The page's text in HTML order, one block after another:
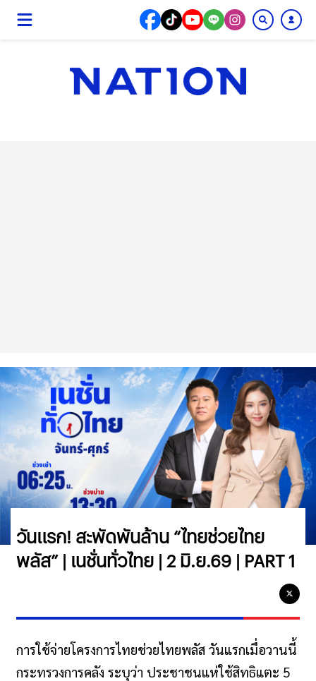
วันแรก! สะพัดพันล้าน “ไทยช่วยไทย
พลัส” | เนชั่นทั่วไทย | 2 มิ.ย.69 | PART 1
การใช้จ่ายโครงการไทยช่วยไทยพลัส วันแรกเมื่อวานนี้
กระทรวงการคลัง ระบุว่า ประชาชนแห่ใช้สิทธิแตะ 5